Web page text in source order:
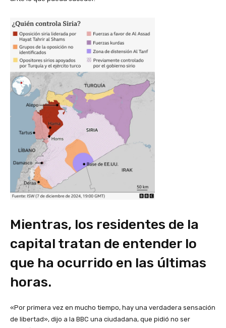
Mientras, los residentes de la
capital tratan de entender lo
que ha ocurrido en las últimas
horas.
«Por primera vez en mucho tiempo, hay una verdadera sensación
de libertad», dijo a la BBC una ciudadana, que pidió no ser